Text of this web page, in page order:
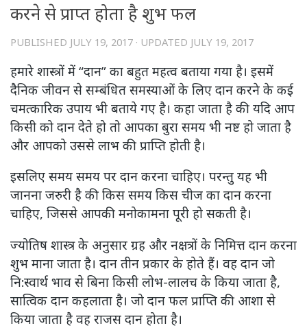
करने से प्राप्त होता है शुभ फल
PUBLISHED JULY 19, 2017 · UPDATED JULY 19, 2017
हमारे शास्त्रों में “दान” का बहुत महत्व बताया गया है। इसमें
दैनिक जीवन से सम्बंधित समस्याओं के लिए दान करने के कई
चमत्कारिक उपाय भी बताये गए है। कहा जाता है की यदि आप
किसी को दान देते हो तो आपका बुरा समय भी नष्ट हो जाता है
और आपको उससे लाभ की प्राप्ति होती है।
इसलिए समय समय पर दान करना चाहिए। परन्तु यह भी
जानना जरुरी है की किस समय किस चीज का दान करना
चाहिए, जिससे आपकी मनोकामना पूरी हो सकती है।
ज्योतिष शास्त्र के अनुसार ग्रह और नक्षत्रों के निमित्त दान करना
शुभ माना जाता है। दान तीन प्रकार के होते हैं। वह दान जो
नि:स्वार्थ भाव से बिना किसी लोभ-लालच के किया जाता है,
सात्विक दान कहलाता है। जो दान फल प्राप्ति की आशा से
किया जाता है वह राजस दान होता है।